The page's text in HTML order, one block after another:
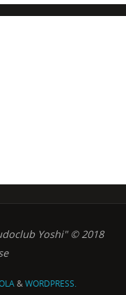
Yoshi" © 2018
&WORDPRESS.